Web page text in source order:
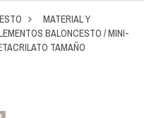
MATERIAL Y
BALONCESTO / MINI-
TAMAÑO